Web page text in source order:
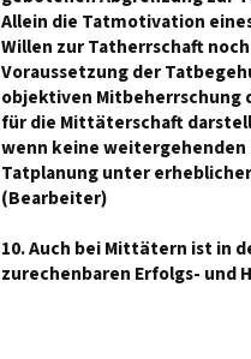
Allein die Tatmotivation
Willen zur Tatherrschaft
Voraussetzung der
objektiven Mitbeherrschung
für die Mittäterschaft
wenn keine
Tatplanung unter
(Bearbeiter)
10. Auch bei Mittätern ist in
zurechenbaren Erfolgs- und